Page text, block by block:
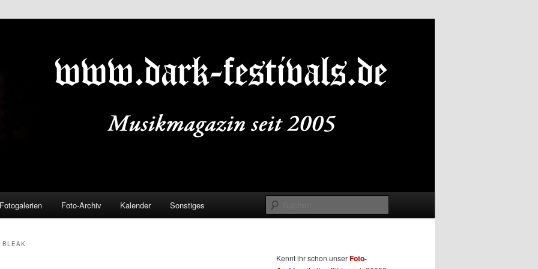
Fotogalerien Foto-Archiv Kalender Sonstiges
BLEAK
Kennt ihr schon unserFoto-